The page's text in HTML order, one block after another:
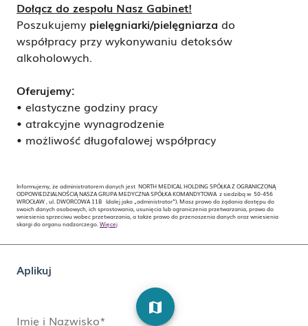
Dołącz do zespołu Nasz Gabinet!
Poszukujemy pielęgniarki/pielęgniarza do
współpracy przy wykonywaniu detoksów
alkoholowych.
Oferujemy:
• elastyczne godziny pracy
• atrakcyjne wynagrodzenie
• możliwość długofalowej współpracy
Informujemy, że administratorem danych jest NORTH MEDICAL HOLDING SPÓŁKA Z OGRANICZONĄ
ODPOWIEDZIALNOŚCIĄ NASZA GRUPA MEDYCZNA SPÓŁKA KOMANDYTOWA z siedzibą w 50-456
WROCŁAW , ul. DWORCOWA 11B (dalej jako „administrator”). Masz prawo do żądania dostępu do
swoich danych osobowych, ich sprostowania, usunięcia lub ograniczenia przetwarzania, prawo do
wniesienia sprzeciwu wobec przetwarzania, a także prawo do przenoszenia danych oraz wniesienia
skargi do organu nadzorczego. Więcej
Aplikuj
Imię i Nazwisko*
map